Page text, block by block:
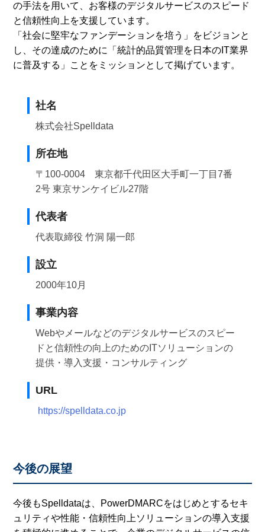
の手法を用いて、お客様のデジタルサービスのスピード
と信頼性向上を支援しています。
「社会に堅牢なファンデーションを培う」をビジョンと
し、その達成のために「統計的品質管理を日本のIT業界
に普及する」ことをミッションとして掲げています。
社名
株式会社Spelldata
所在地
〒100-0004 東京都千代田区大手町一丁目7番
2号 東京サンケイビル27階
代表者
代表取締役 竹洞 陽一郎
設立
2000年10月
事業内容
Webやメールなどのデジタルサービスのスピー
ドと信頼性の向上のためのITソリューションの
提供・導入支援・コンサルティング
URL
https://spelldata.co.jp
今後の展望
今後もSpelldataは、PowerDMARCをはじめとするセキ
ュリティや性能・信頼性向上ソリューションの導入支援